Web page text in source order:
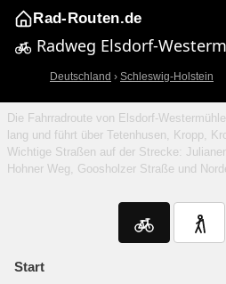
Rad-Routen.de
Radweg Elsdorf-
Deutschland › Schleswig-Holstein
Die Fahrradroute von Elsdorf-
lang und führt über Tetenhusen, Kropp,
Wichtige Straßen auf der Strecke:
Hohner Weg, Goosholzer Straße und
Start